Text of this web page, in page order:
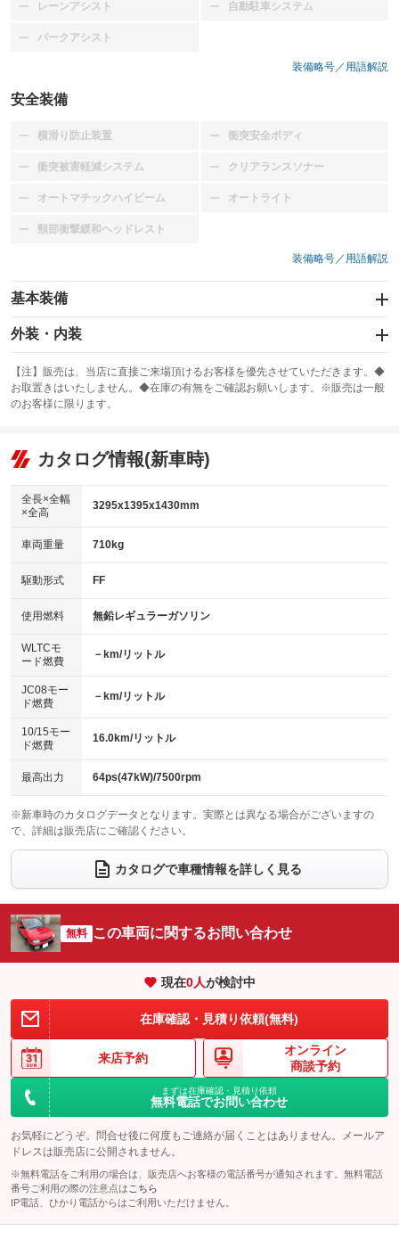
レーンアシスト
：装備なし 自動駐車システム
：装備なし
パークアシスト
：装備なし
装備略号／用語解説
安全装備
横滑り防止装置
：装備なし 衝突安全ボディ
：装備なし
衝突被害軽減システム
：装備なし クリアランスソナー
：装備なし
オートマチックハイビーム
：装備なし オートライト
：装備なし
頸部衝撃緩和ヘッドレスト
：装備なし
装備略号／用語解説
基本装備
エアバッグ
：装備なし
：装備なし
サンルーフ
：装備なし ABS
リフトアップ
：装備なし
：装備なし
パワーウィンドウ
アイドリングストップ
：装備なし
USB入力端子
：装備なし
100V電源
：装備なし
センターデフロック
：装備なし
電動格納ミラー
：装備なし
外装・内装
カーナビ
：装備なし
TV
：装備なし
ビジュアル
：装備なし
：装備あり
革シート
キーレス
HID(キセノンライト)
：装備なし
バックカメラ
：装備なし
エアロ
：装備あり
：装備なし
パワーシート
ベンチシート
：装備なし
チップアップシート
：装備なし
：装備なし ：装備なし
ウォークスルー
：装備なし
電動リアゲート フロントカメラ
：装備なし
：装備なし ：装備なし
サイドカメラ
：装備なし ルーフレール
：装備なし
：装備なし
：装備なし
【注】販売は、当店に直接ご来場頂けるお客様を優先させていただきます。◆
お取置きはいたしません。◆在庫の有無をご確認お願いします。※販売は一般
のお客様に限ります。
カタログ情報(新車時)
全長×全幅
×全高
3295x1395x1430mm
車両重量 710kg
駆動形式 FF
使用燃料 無鉛レギュラーガソリン
WLTCモ
ード燃費
－km/リットル
JC08モー
ド燃費
－km/リットル
10/15モー
ド燃費
16.0km/リットル
最高出力 64ps(47kW)/7500rpm
※新車時のカタログデータとなります。実際とは異なる場合がございますの
で、詳細は販売店にご確認ください。
カタログで車種情報を詳しく見る
無料 この車両に関するお問い合わせ
現在0人が検討中
在庫確認・見積り依頼(無料)
来店予約
オンライン
商談予約
まずは在庫確認・見積り依頼
無料電話でお問い合わせ
お気軽にどうぞ。問合せ後に何度もご連絡が届くことはありません。メールア
ドレスは販売店に公開されません。
※無料電話をご利用の場合は、販売店へお客様の電話番号が通知されます。無料電話
番号ご利用の際の注意点は こちら
IP電話、ひかり電話からはご利用いただけません。